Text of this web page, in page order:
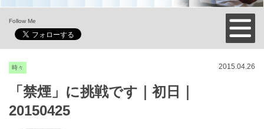
Follow Me
時々 2015.04.26
「禁煙」に挑戦です｜初日｜
20150425